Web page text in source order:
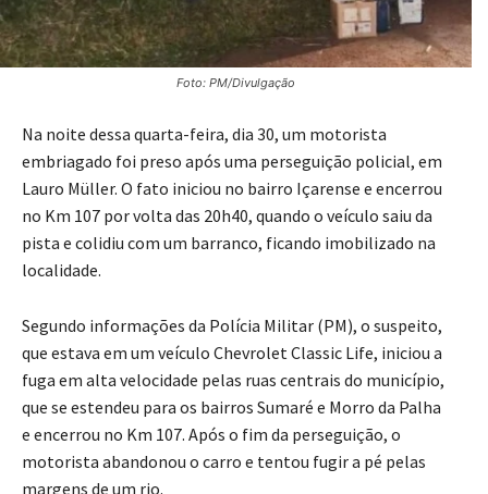
Foto: PM/Divulgação
Na noite dessa quarta-feira, dia 30, um motorista
embriagado foi preso após uma perseguição policial, em
Lauro Müller. O fato iniciou no bairro Içarense e encerrou
no Km 107 por volta das 20h40, quando o veículo saiu da
pista e colidiu com um barranco, ficando imobilizado na
localidade.
Segundo informações da Polícia Militar (PM), o suspeito,
que estava em um veículo Chevrolet Classic Life, iniciou a
fuga em alta velocidade pelas ruas centrais do município,
que se estendeu para os bairros Sumaré e Morro da Palha
e encerrou no Km 107. Após o fim da perseguição, o
motorista abandonou o carro e tentou fugir a pé pelas
margens de um rio.